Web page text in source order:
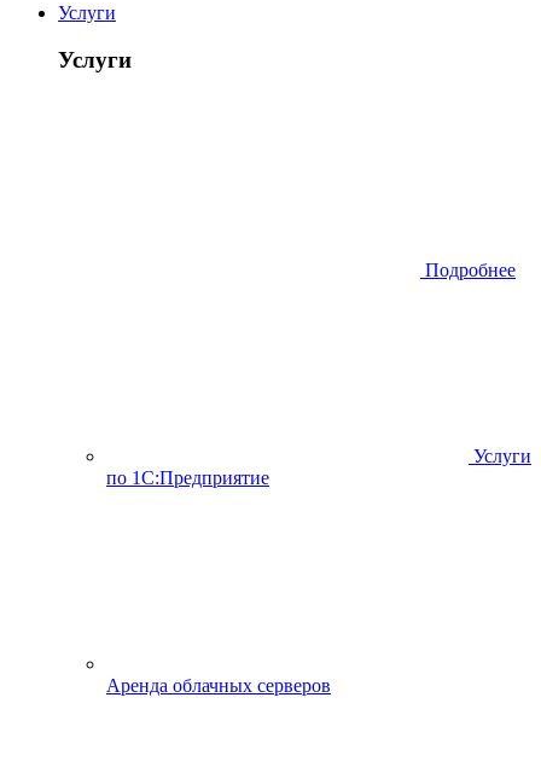
Услуги
Услуги
Подробнее
Услуги
по 1С:Предприятие
Аренда облачных серверов